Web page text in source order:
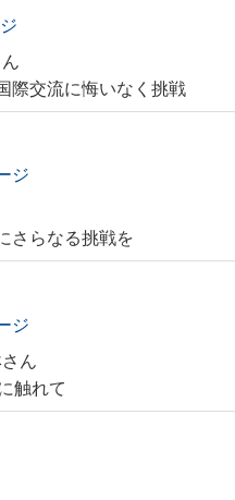
際交流に悔いなく挑戦
ジ
さらなる挑戦を
ジ
ん
触れて